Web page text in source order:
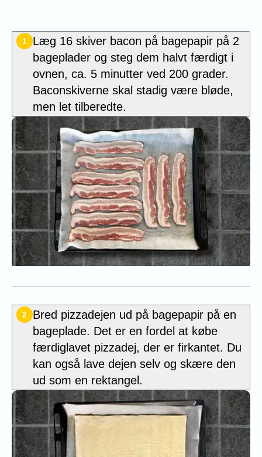
1
Læg 16 skiver bacon på bagepapir på 2
bageplader og steg dem halvt færdigt i
ovnen, ca. 5 minutter ved 200 grader.
Baconskiverne skal stadig være bløde,
men let tilberedte.
2
Bred pizzadejen ud på bagepapir på en
bageplade. Det er en fordel at købe
færdiglavet pizzadej, der er firkantet. Du
kan også lave dejen selv og skære den
ud som en rektangel.